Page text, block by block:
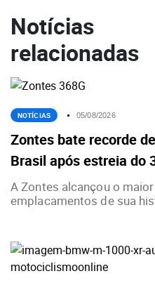
Notícias
relacionadas
NOTÍCIAS 05/08/2026
Zontes bate recorde
Brasil após estreia do
A Zontes alcançou o
emplacamentos de sua